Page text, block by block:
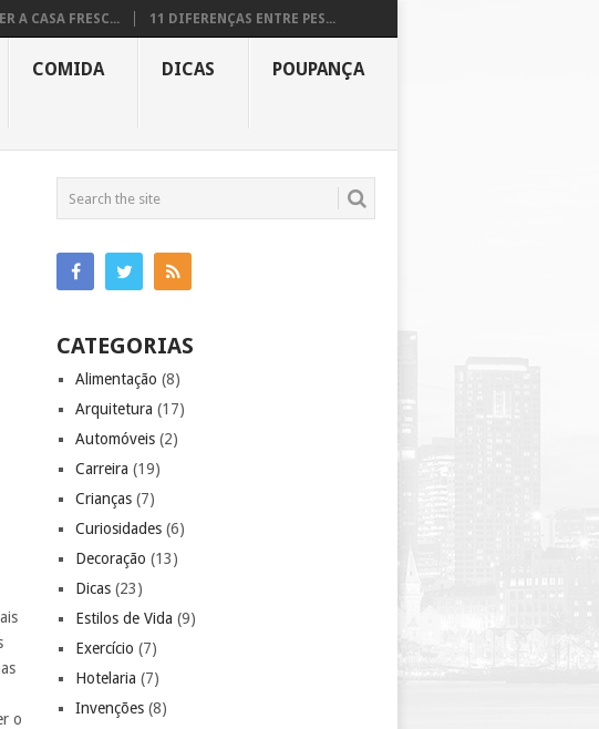
A CASA FRESC... 11 DIFERENÇAS ENTRE PES...
COMIDA DICAS POUPANÇA
o
CATEGORIAS
Alimentação (8)
Arquitetura (17)
Automóveis (2)
Carreira (19)
Crianças (7)
Curiosidades (6)
Decoração (13)
Dicas (23)
Estilos de Vida (9)
Exercício (7)
Hotelaria (7)
Invenções (8)